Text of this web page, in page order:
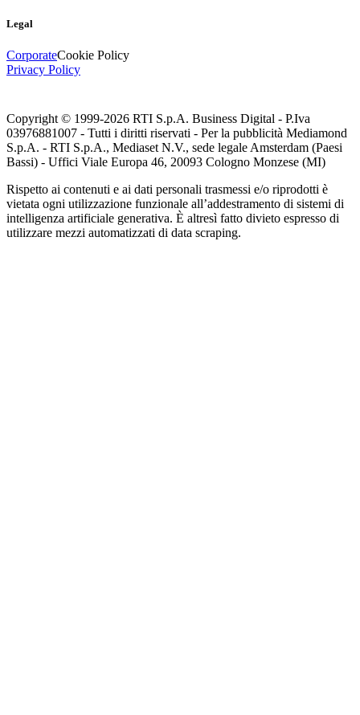
Legal
CorporateCookie Policy
Privacy Policy
Copyright © 1999-2026 RTI S.p.A. Business Digital - P.Iva
03976881007 - Tutti i diritti riservati - Per la pubblicità Mediamond
S.p.A. - RTI S.p.A., Mediaset N.V., sede legale Amsterdam (Paesi
Bassi) - Uffici Viale Europa 46, 20093 Cologno Monzese (MI)
Rispetto ai contenuti e ai dati personali trasmessi e/o riprodotti è
vietata ogni utilizzazione funzionale all’addestramento di sistemi di
intelligenza artificiale generativa. È altresì fatto divieto espresso di
utilizzare mezzi automatizzati di data scraping.